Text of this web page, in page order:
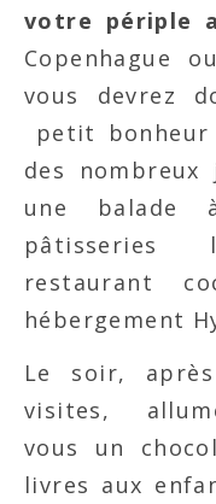
votre périple
Copenhague
vous devrez
petit bonheur
des
une balade
pâtisseries
restaurant
hébergement
Le soir,
visites,
vous un
livres aux